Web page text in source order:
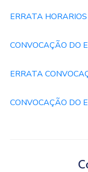
ERRATA
CONVOCAÇÃO DO
ERRATA
CONVOCAÇÃO DO